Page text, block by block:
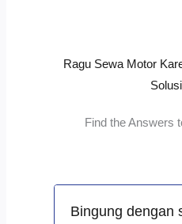
Ragu Sewa Motor
Find the Answers
Bingung dengan